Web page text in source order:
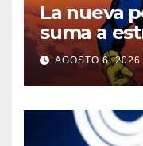
La nueva
suma a
AGOSTO 6, 2026